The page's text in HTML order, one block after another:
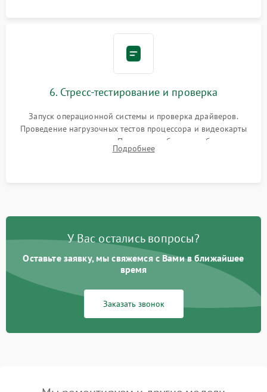
6. Стресс-тестирование и проверка
Запуск операционной системы и проверка драйверов.
Проведение нагрузочных тестов процессора и видеокарты
для контроля температур. Проверка работоспособности всех
USB-портов, аудиовыходов и сетевого подключения.
Подробнее
У Вас остались вопросы?
Оставьте заявку, мы свяжемся с Вами в ближайшее
время
Заказать звонок